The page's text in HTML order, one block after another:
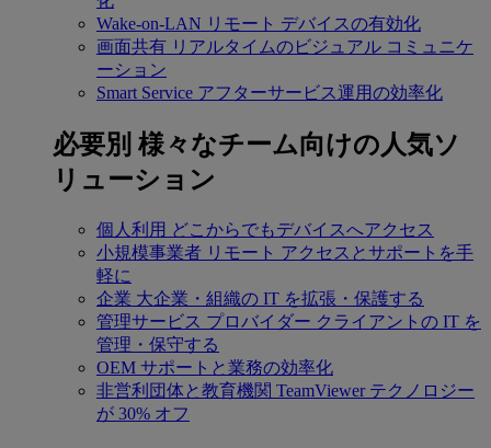
Wake-on-LAN リモート デバイスの有効化
画面共有 リアルタイムのビジュアル コミュニケ
ーション
Smart Service アフターサービス運用の効率化
必要別 様々なチーム向けの人気ソ
リューション
個人利用 どこからでもデバイスへアクセス
小規模事業者 リモート アクセスとサポートを手
軽に
企業 大企業・組織の IT を拡張・保護する
管理サービス プロバイダー クライアントの IT を
管理・保守する
OEM サポートと業務の効率化
非営利団体と教育機関 TeamViewer テクノロジー
が 30% オフ